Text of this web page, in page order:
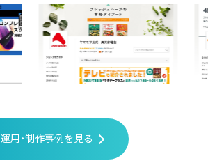
運用・制作事例を見る